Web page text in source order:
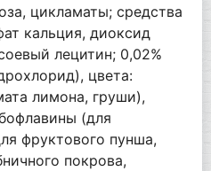
цикламаты; средства
кальция, диоксид
лецитин; 0,02%
цвета:
лимона, груши),
(для
фруктового пунша,
покрова,